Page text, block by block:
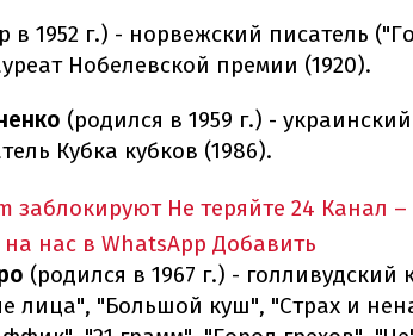
в 1952 г.) - норвежский писатель
Нобелевской премии (1920).
(родился в 1959 г.) -
Кубка кубков (1986).
заблокируют Не теряйте 24 Канал –
нас в WhatsApp Добавить
(родился в 1967 г.) - голливудский
лица", "Большой куш", "Страх и